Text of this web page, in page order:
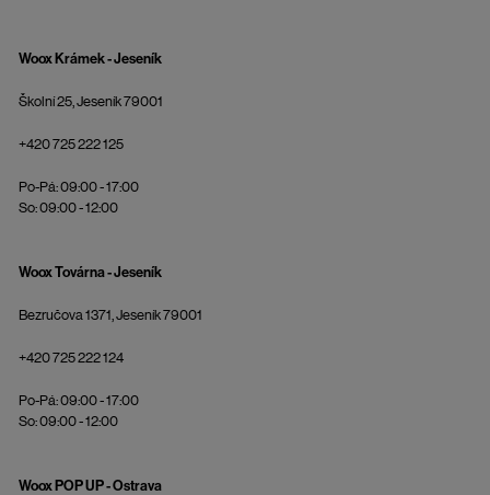
Woox Krámek - Jeseník
Školní 25, Jeseník 79001
+420 725 222 125
Po-Pá: 09:00 - 17:00
So: 09:00 - 12:00
Woox Továrna - Jeseník
Bezručova 1371, Jeseník 79001
+420 725 222 124
Po-Pá: 09:00 - 17:00
So: 09:00 - 12:00
Woox POP UP - Ostrava